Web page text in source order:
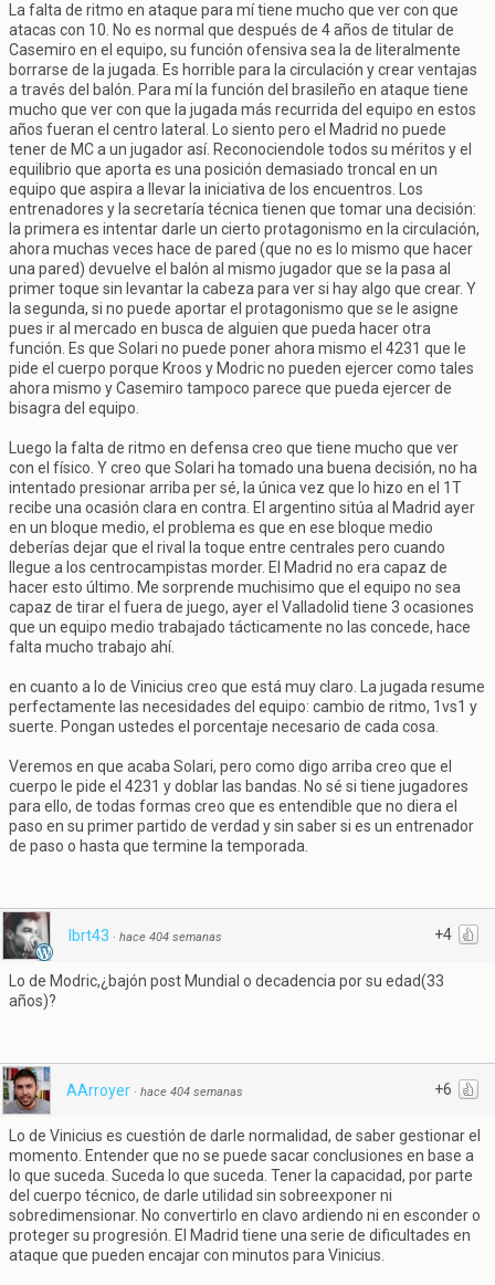
La falta de ritmo en ataque para mí tiene mucho que ver con que
atacas con 10. No es normal que después de 4 años de titular de
Casemiro en el equipo, su función ofensiva sea la de literalmente
borrarse de la jugada. Es horrible para la circulación y crear ventajas
a través del balón. Para mí la función del brasileño en ataque tiene
mucho que ver con que la jugada más recurrida del equipo en estos
años fueran el centro lateral. Lo siento pero el Madrid no puede
tener de MC a un jugador así. Reconociendole todos su méritos y el
equilibrio que aporta es una posición demasiado troncal en un
equipo que aspira a llevar la iniciativa de los encuentros. Los
entrenadores y la secretaría técnica tienen que tomar una decisión:
la primera es intentar darle un cierto protagonismo en la circulación,
ahora muchas veces hace de pared (que no es lo mismo que hacer
una pared) devuelve el balón al mismo jugador que se la pasa al
primer toque sin levantar la cabeza para ver si hay algo que crear. Y
la segunda, si no puede aportar el protagonismo que se le asigne
pues ir al mercado en busca de alguien que pueda hacer otra
función. Es que Solari no puede poner ahora mismo el 4231 que le
pide el cuerpo porque Kroos y Modric no pueden ejercer como tales
ahora mismo y Casemiro tampoco parece que pueda ejercer de
bisagra del equipo.
Luego la falta de ritmo en defensa creo que tiene mucho que ver
con el físico. Y creo que Solari ha tomado una buena decisión, no ha
intentado presionar arriba per sé, la única vez que lo hizo en el 1T
recibe una ocasión clara en contra. El argentino sitúa al Madrid ayer
en un bloque medio, el problema es que en ese bloque medio
deberías dejar que el rival la toque entre centrales pero cuando
llegue a los centrocampistas morder. El Madrid no era capaz de
hacer esto último. Me sorprende muchisimo que el equipo no sea
capaz de tirar el fuera de juego, ayer el Valladolid tiene 3 ocasiones
que un equipo medio trabajado tácticamente no las concede, hace
falta mucho trabajo ahí.
en cuanto a lo de Vinicius creo que está muy claro. La jugada resume
perfectamente las necesidades del equipo: cambio de ritmo, 1vs1 y
suerte. Pongan ustedes el porcentaje necesario de cada cosa.
Veremos en que acaba Solari, pero como digo arriba creo que el
cuerpo le pide el 4231 y doblar las bandas. No sé si tiene jugadores
para ello, de todas formas creo que es entendible que no diera el
paso en su primer partido de verdad y sin saber si es un entrenador
de paso o hasta que termine la temporada.
+4
lbrt43 · hace 404 semanas
Lo de Modric,¿bajón post Mundial o decadencia por su edad(33
años)?
+6
AArroyer · hace 404 semanas
Lo de Vinicius es cuestión de darle normalidad, de saber gestionar el
momento. Entender que no se puede sacar conclusiones en base a
lo que suceda. Suceda lo que suceda. Tener la capacidad, por parte
del cuerpo técnico, de darle utilidad sin sobreexponer ni
sobredimensionar. No convertirlo en clavo ardiendo ni en esconder o
proteger su progresión. El Madrid tiene una serie de dificultades en
ataque que pueden encajar con minutos para Vinicius.